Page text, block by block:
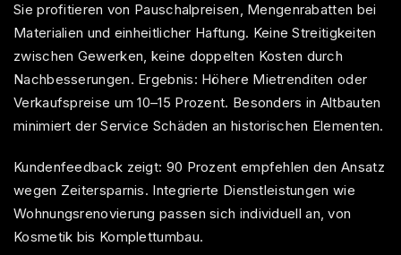
Sie profitieren von Pauschalpreisen, Mengenrabatten bei
Materialien und einheitlicher Haftung. Keine Streitigkeiten
zwischen Gewerken, keine doppelten Kosten durch
Nachbesserungen. Ergebnis: Höhere Mietrenditen oder
Verkaufspreise um 10–15 Prozent. Besonders in Altbauten
minimiert der Service Schäden an historischen Elementen.
Kundenfeedback zeigt: 90 Prozent empfehlen den Ansatz
wegen Zeitersparnis. Integrierte Dienstleistungen wie
Wohnungsrenovierung passen sich individuell an, von
Kosmetik bis Komplettumbau.